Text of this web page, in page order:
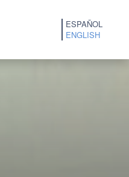
ESPAÑOL
ENGLISH